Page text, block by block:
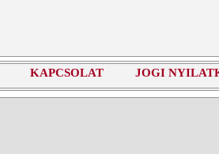
KAPCSOLAT JOGI